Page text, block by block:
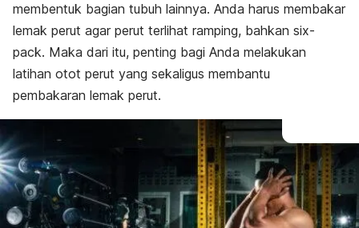
membentuk bagian tubuh lainnya. Anda harus membakar
lemak perut agar perut terlihat ramping, bahkan six-
pack. Maka dari itu, penting bagi Anda melakukan
latihan otot perut yang sekaligus membantu
pembakaran lemak perut.